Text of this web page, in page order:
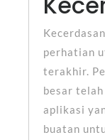
perhatian
terakhir.
besar telah
aplikasi
buatan